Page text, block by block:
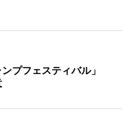
ンプフェスティバル」